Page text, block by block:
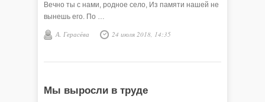
Вечно ты с нами, родное село, Из памяти нашей не
вынешь его. По …
А. Герасёва 24 июля 2018, 14:35
Мы выросли в труде